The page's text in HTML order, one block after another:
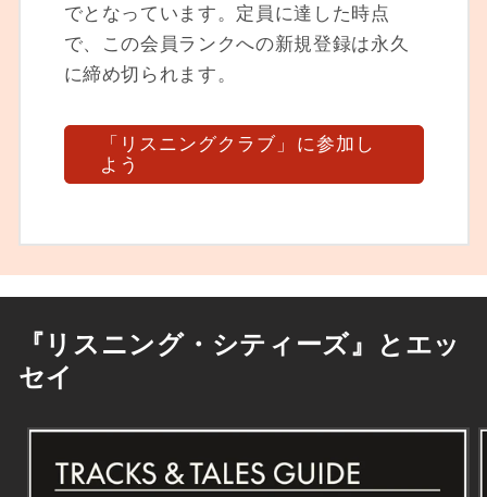
でとなっています。定員に達した時点
で、この会員ランクへの新規登録は永久
に締め切られます。
「リスニングクラブ」に参加し
よう
『リスニング・シティーズ』とエッ
セイ